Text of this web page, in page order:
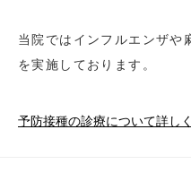
当院ではインフルエンザや
を実施しております。
予防接種の診療について詳し